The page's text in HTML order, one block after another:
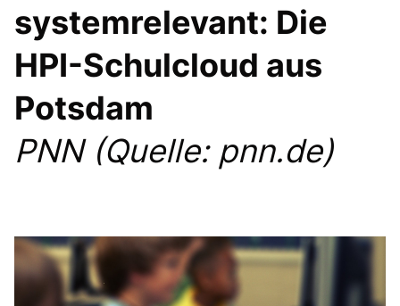
VITA
WAHLKREISBESUCHE
PRESSEFOTOS
MEIN BÜRGERBÜRO
MEIN WAHLKREIS
ZIELE
CDU Deutschland
systemrelevant: Die
HPI-Schulcloud aus
Potsdam
PNN (Quelle: pnn.de)